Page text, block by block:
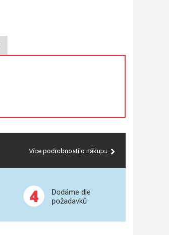
Více podrobností o nákupu
4
Dodáme dle
požadavků